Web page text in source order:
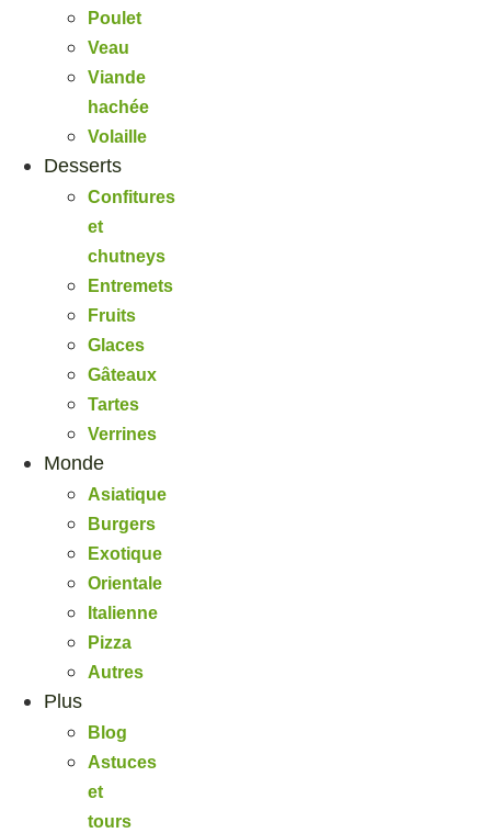
Poulet
Veau
Viande
hachée
Volaille
Desserts
Confitures
et
chutneys
Entremets
Fruits
Glaces
Gâteaux
Tartes
Verrines
Monde
Asiatique
Burgers
Exotique
Orientale
Italienne
Pizza
Autres
Plus
Blog
Astuces
et
tours